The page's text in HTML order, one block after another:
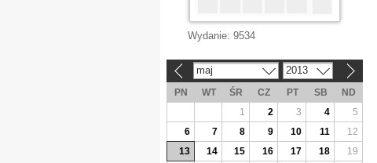
Wydanie: 9534
maj 2013
PN WT ŚR CZ PT SB
ND
1
2 3 4
5
6
7 8 9 10 11
12
13
14 15 16 17 18
19